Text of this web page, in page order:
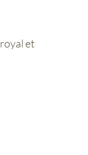
et